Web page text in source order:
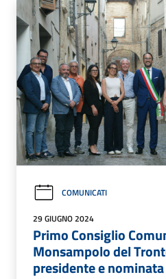
COMUNICATI
29 GIUGNO 2024
Primo Consiglio
Monsampolo del
presidente e